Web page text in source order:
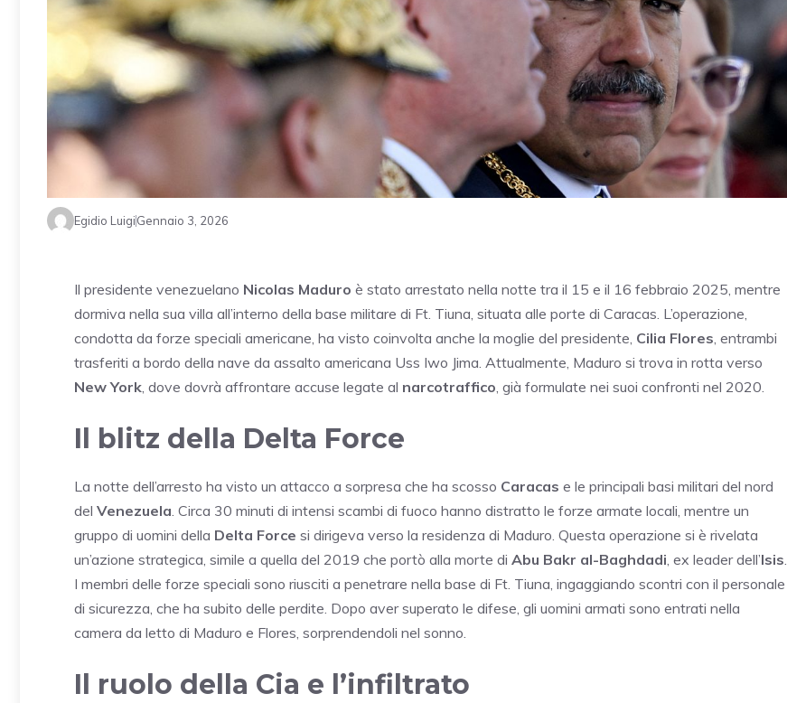
Egidio LuigiGennaio 3, 2026
Il presidente venezuelano Nicolas Maduro è stato arrestato nella notte tra il 15 e il 16 febbraio 2025, mentre
dormiva nella sua villa all’interno della base militare di Ft. Tiuna, situata alle porte di Caracas. L’operazione,
condotta da forze speciali americane, ha visto coinvolta anche la moglie del presidente, Cilia Flores, entrambi
trasferiti a bordo della nave da assalto americana Uss Iwo Jima. Attualmente, Maduro si trova in rotta verso
New York, dove dovrà affrontare accuse legate al narcotraffico, già formulate nei suoi confronti nel 2020.
Il blitz della Delta Force
La notte dell’arresto ha visto un attacco a sorpresa che ha scosso Caracas e le principali basi militari del nord
del Venezuela. Circa 30 minuti di intensi scambi di fuoco hanno distratto le forze armate locali, mentre un
gruppo di uomini della Delta Force si dirigeva verso la residenza di Maduro. Questa operazione si è rivelata
un’azione strategica, simile a quella del 2019 che portò alla morte di Abu Bakr al-Baghdadi, ex leader dell’Isis.
I membri delle forze speciali sono riusciti a penetrare nella base di Ft. Tiuna, ingaggiando scontri con il personale
di sicurezza, che ha subito delle perdite. Dopo aver superato le difese, gli uomini armati sono entrati nella
camera da letto di Maduro e Flores, sorprendendoli nel sonno.
Il ruolo della Cia e l’infiltrato